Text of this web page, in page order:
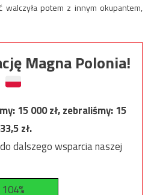
walczyła potem z innym okupantem,
Magna Polonia!
15 000zł, zebraliśmy:15
zł.
dalszego wsparcia naszej
104%